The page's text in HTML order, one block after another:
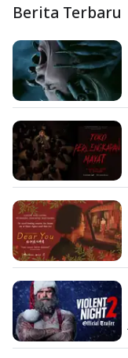
Berita Terbaru